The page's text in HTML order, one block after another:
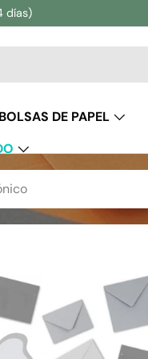
días)
BOLSAS DE PAPEL